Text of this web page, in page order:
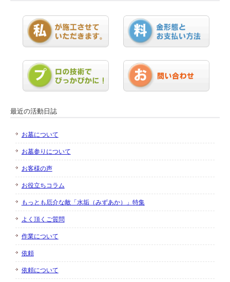
最近の活動日誌
お墓について
お墓参りについて
お客様の声
お役立ちコラム
もっとも厄介な敵「水垢（みずあか）」特集
よく頂くご質問
作業について
依頼
依頼について